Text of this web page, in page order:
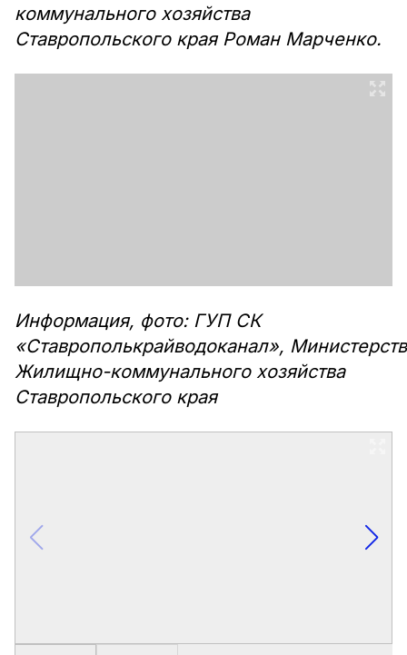
коммунального хозяйства
Ставропольского края Роман Марченко.
Информация, фото: ГУП СК
«Ставрополькрайводоканал»,
Жилищно-коммунального хозяйства
Ставропольского края